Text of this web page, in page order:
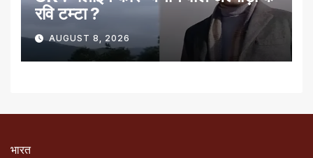
रवि टम्टा ?
AUGUST 8, 2026
भारत